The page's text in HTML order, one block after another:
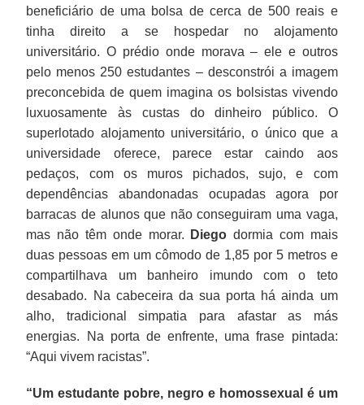
beneficiário de uma bolsa de cerca de 500 reais e
tinha direito a se hospedar no alojamento
universitário. O prédio onde morava – ele e outros
pelo menos 250 estudantes – desconstrói a imagem
preconcebida de quem imagina os bolsistas vivendo
luxuosamente às custas do dinheiro público. O
superlotado alojamento universitário, o único que a
universidade oferece, parece estar caindo aos
pedaços, com os muros pichados, sujo, e com
dependências abandonadas ocupadas agora por
barracas de alunos que não conseguiram uma vaga,
mas não têm onde morar.
Diego dormia com mais
duas pessoas em um cômodo de 1,85 por 5 metros e
compartilhava um banheiro imundo com o teto
desabado. Na cabeceira da sua porta há ainda um
alho, tradicional simpatia para afastar as más
energias. Na porta de enfrente, uma frase pintada:
“Aqui vivem racistas”.
“Um estudante pobre, negro e homossexual é um